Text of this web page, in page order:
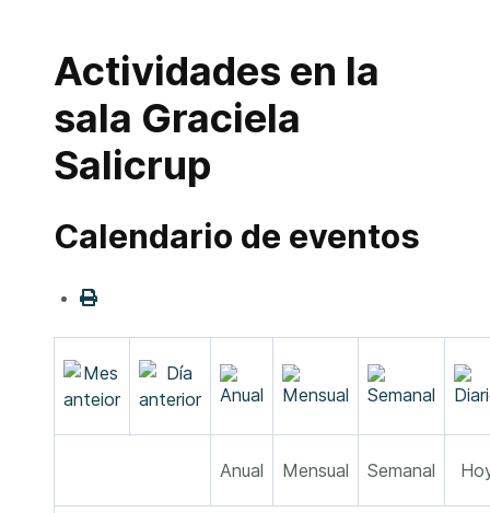
Actividades en la
sala Graciela
Salicrup
Calendario de eventos
Anual Mensual Semanal